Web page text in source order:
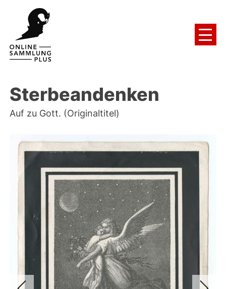
Sterbeandenken
Auf zu Gott. (Originaltitel)